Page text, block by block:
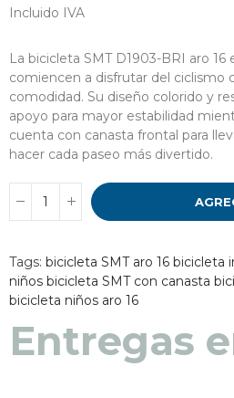
Incluido IVA
La bicicleta SMT D1903-BRI aro 16
comiencen a disfrutar del ciclismo
comodidad. Su diseño colorido y
apoyo para mayor estabilidad
cuenta con canasta frontal para
hacer cada paseo más divertido.
Tags: bicicleta SMT aro 16 bicicleta
niños bicicleta SMT con canasta
bicicleta niños aro 16
Entregas